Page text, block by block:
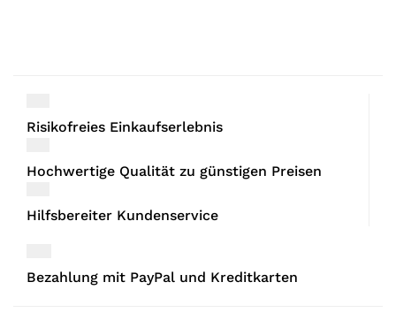
Risikofreies Einkaufserlebnis
Hochwertige Qualität zu günstigen Preisen
Hilfsbereiter Kundenservice
Bezahlung mit PayPal und Kreditkarten